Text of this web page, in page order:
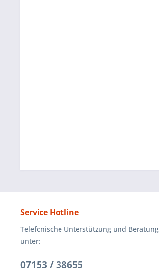
Service Hotline
Telefonische Unterstützung und Beratung
unter:
07153 / 38655